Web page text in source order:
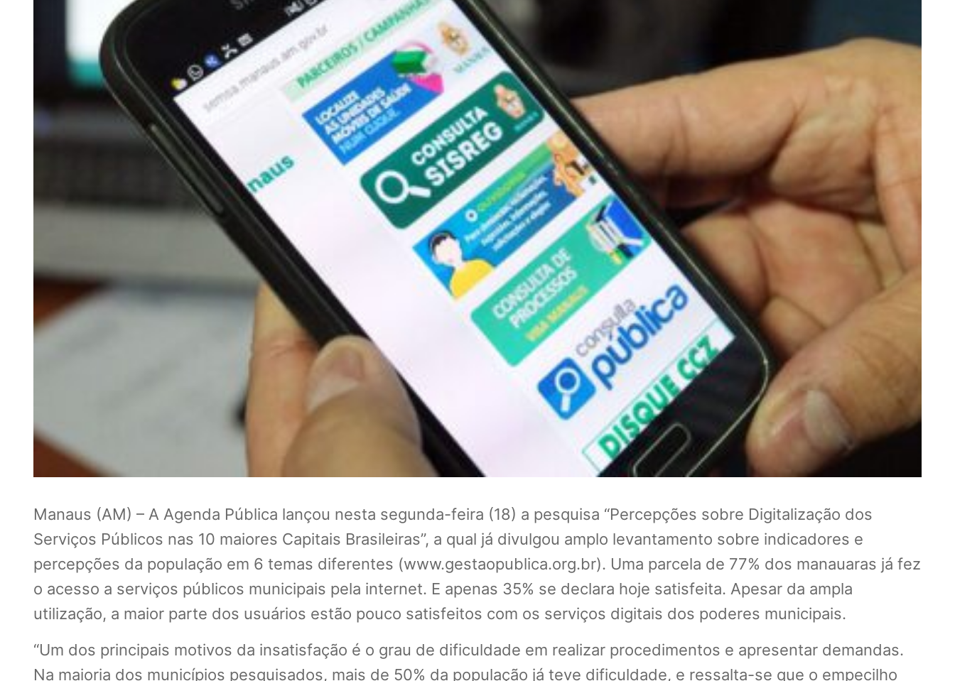
Manaus (AM) – A Agenda Pública lançou nesta segunda-feira (18) a pesquisa “Percepções sobre Digitalização dos
Serviços Públicos nas 10 maiores Capitais Brasileiras”, a qual já divulgou amplo levantamento sobre indicadores e
percepções da população em 6 temas diferentes (www.gestaopublica.org.br). Uma parcela de 77% dos manauaras já fez
o acesso a serviços públicos municipais pela internet. E apenas 35% se declara hoje satisfeita. Apesar da ampla
utilização, a maior parte dos usuários estão pouco satisfeitos com os serviços digitais dos poderes municipais.
“Um dos principais motivos da insatisfação é o grau de dificuldade em realizar procedimentos e apresentar demandas.
Na maioria dos municípios pesquisados, mais de 50% da população já teve dificuldade, e ressalta-se que o empecilho